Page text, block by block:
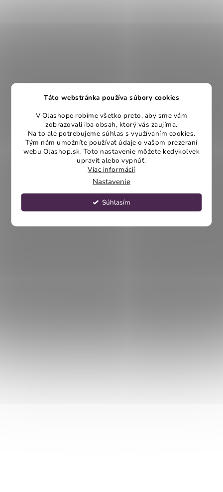
Táto webstránka používa súbory cookies
V Olashope robíme všetko preto, aby sme vám
zobrazovali iba obsah, ktorý vás zaujíma.
Na to ale potrebujeme súhlas s využívaním cookies.
Tým nám umožníte používať údaje o vašom prezeraní
webu Olashop.sk. Toto nastavenie môžete kedykoľvek
upraviť alebo vypnúť.
Viac informácií
Nastavenie
Súhlasím